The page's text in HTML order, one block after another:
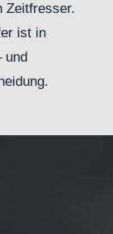
Zeitfresser.
ist in
und